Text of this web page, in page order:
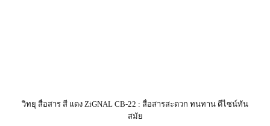
วิทยุ สื่อสาร สี แดง ZiGNAL CB-22 : สื่อสารสะดวก ทนทาน ดีไซน์ทัน
สมัย